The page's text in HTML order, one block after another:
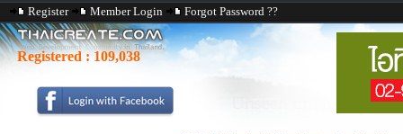
Register Member Login Forgot Password ??
Registered : 109,038